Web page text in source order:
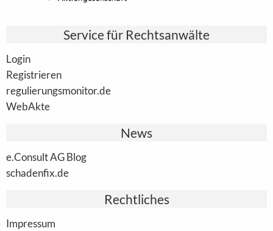
Service für Rechtsanwälte
Login
Registrieren
regulierungsmonitor.de
WebAkte
News
e.Consult AG Blog
schadenfix.de
Rechtliches
Impressum